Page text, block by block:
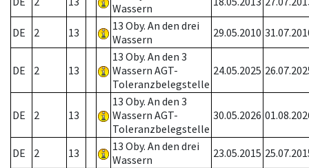
Wassern
DE 2 13
13 Oby. An den drei
Wassern
29.05.2010
DE 2 13
13 Oby. An den 3
Wassern AGT-
Toleranzbelegstelle
24.05.2025
DE 2 13
13 Oby. An den 3
Wassern AGT-
Toleranzbelegstelle
30.05.2026
DE 2 13
13 Oby. An den drei
Wassern
23.05.2015